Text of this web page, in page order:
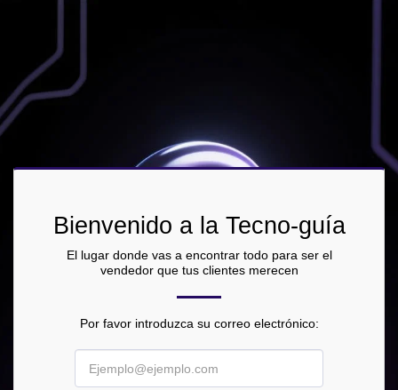
Bienvenido a la Tecno-guía
El lugar donde vas a encontrar todo para ser el
vendedor que tus clientes merecen
Por favor introduzca su correo electrónico: